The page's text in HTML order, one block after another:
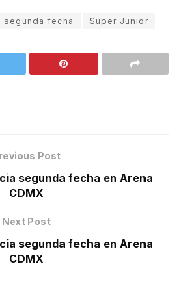
segunda fecha Super Junior
Post
segunda fecha en Arena
CDMX
Next Post
segunda fecha en Arena
CDMX